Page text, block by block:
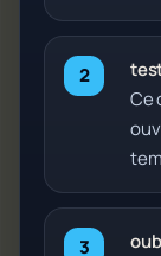
Ce